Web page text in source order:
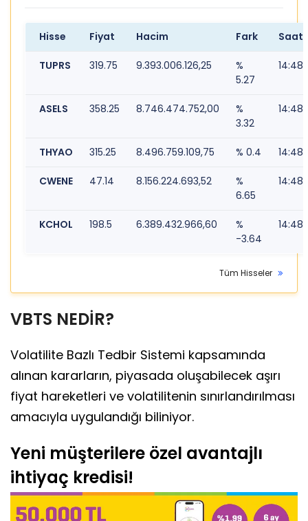
Hisse Fiyat Hacim Fark Saat
TUPRS 319.75 9.393.006.126,25
%
5.27
14:48
ASELS 358.25 8.746.474.752,00
%
3.32
14:48
THYAO 315.25 8.496.759.109,75 % 0.4 14:48
CWENE 47.14 8.156.224.693,52
%
6.65
14:48
KCHOL 198.5 6.389.432.966,60
%
-3.64
14:48
Tüm Hisseler
VBTS NEDİR?
Volatilite Bazlı Tedbir Sistemi kapsamında
alınan kararların, piyasada oluşabilecek aşırı
fiyat hareketleri ve volatilitenin sınırlandırılması
amacıyla uygulandığı biliniyor.
Yeni müşterilere özel avantajlı
ihtiyaç kredisi!